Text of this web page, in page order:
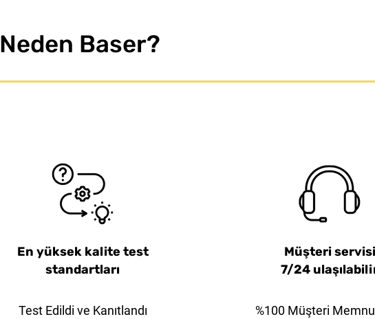
KLEVER EcoXChange30
Klever Kutter – Eco-Friendly
38mm Mavi Çelik Çene
Emniyet Asma Kilit
38mm Mor Çelik Çene
Emniyet Asma Kilit
Neden Baser?
En yüksek kalite test
standartları
Test Edildi ve Kanıtlandı
Müşteri servisi
7/24
%100 Müşteri